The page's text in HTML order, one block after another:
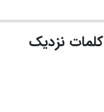
کلمات نزدیک